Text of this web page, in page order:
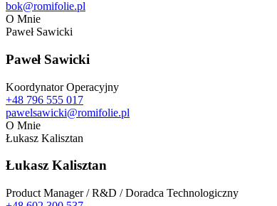
bok@romifolie.pl
O Mnie
Paweł Sawicki
Paweł Sawicki
Koordynator Operacyjny
+48 796 555 017
pawelsawicki@romifolie.pl
O Mnie
Łukasz Kalisztan
Łukasz Kalisztan
Product Manager / R&D / Doradca Technologiczny